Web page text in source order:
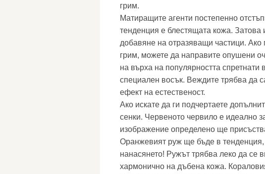
грим.
Матиращите агенти постепенно
тенденция е блестящата кожа. Затова
добавяне на отразяващи частици. Ако
грим, можете да направите опушени
на върха на популярността
специален восък. Веждите трябва да
ефект на естественост.
Ако искате да ги подчертаете
сенки. Червеното червило е идеално
изображение определено ще
Оранжевият руж ще бъде в
нанасянето! Ружът трябва леко да се
хармонично на дъбена кожа.